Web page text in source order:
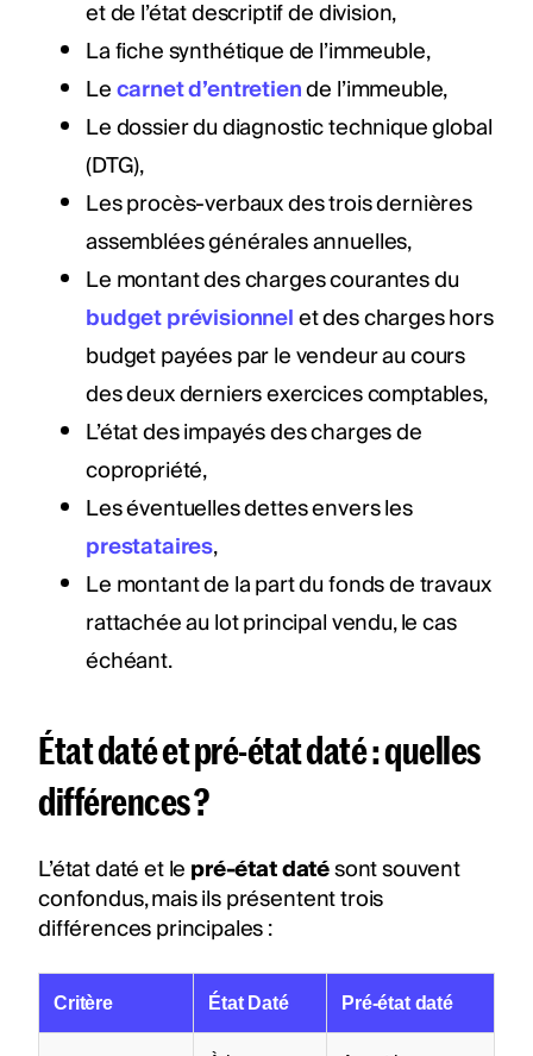
et de l’état descriptif de division,
La fiche synthétique de l’immeuble,
Lecarnet d’entretiende l’immeuble,
Le dossier du diagnostic technique global
(DTG),
Les procès-verbaux des trois dernières
assemblées générales annuelles,
Le montant des charges courantes du
budget prévisionnelet des charges hors
budget payées par le vendeur au cours
des deux derniers exercices comptables,
L’état des impayés des charges de
copropriété,
Les éventuelles dettes envers les
prestataires,
Le montant de la part du fonds de travaux
rattachée au lot principal vendu, le cas
échéant.
État daté et pré-état daté : quelles
différences ?
L’état daté et lepré-état datésont souvent
confondus, mais ils présentent trois
différences principales :
Critère État Daté Pré-état daté